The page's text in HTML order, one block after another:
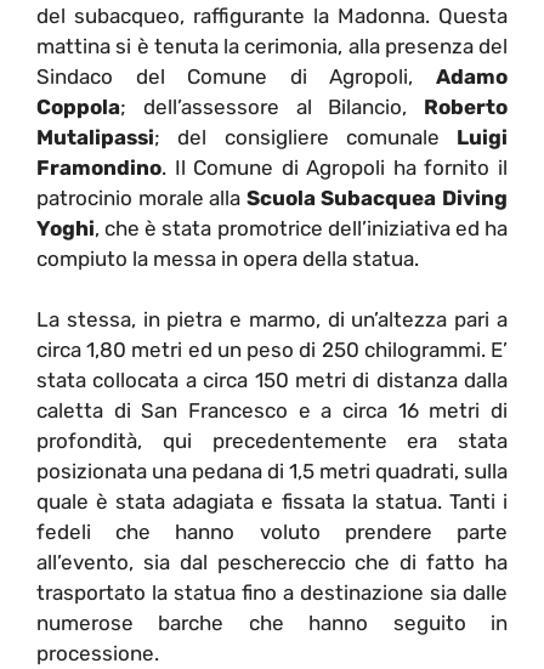
del subacqueo, raffigurante la Madonna. Questa
mattina si è tenuta la cerimonia, alla presenza del
Sindaco del Comune di Agropoli, Adamo
Coppola; dell’assessore al Bilancio, Roberto
Mutalipassi; del consigliere comunale Luigi
Framondino. Il Comune di Agropoli ha fornito il
patrocinio morale alla Scuola Subacquea Diving
Yoghi, che è stata promotrice dell’iniziativa ed ha
compiuto la messa in opera della statua.
La stessa, in pietra e marmo, di un’altezza pari a
circa 1,80 metri ed un peso di 250 chilogrammi. E’
stata collocata a circa 150 metri di distanza dalla
caletta di San Francesco e a circa 16 metri di
profondità, qui precedentemente era stata
posizionata una pedana di 1,5 metri quadrati, sulla
quale è stata adagiata e fissata la statua. Tanti i
fedeli che hanno voluto prendere parte
all’evento, sia dal peschereccio che di fatto ha
trasportato la statua fino a destinazione sia dalle
numerose barche che hanno seguito in
processione.